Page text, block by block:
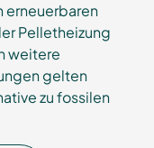
erneuerbaren
Pelletheizung
weitere
gelten
zu fossilen